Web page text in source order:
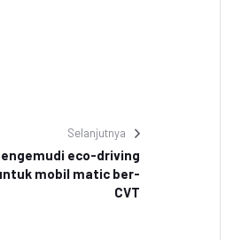
Selanjutnya
eco-driving
mobil matic ber-
CVT